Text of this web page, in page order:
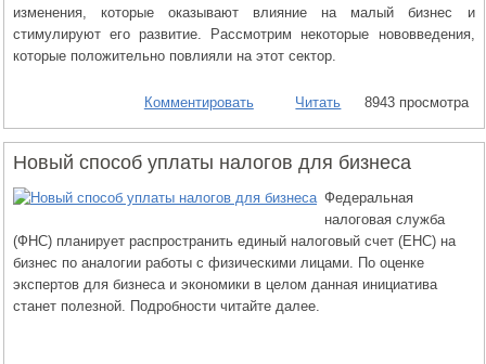
изменения, которые оказывают влияние на малый бизнес и
стимулируют его развитие. Рассмотрим некоторые нововведения,
которые положительно повлияли на этот сектор.
Комментировать Читать 8943 просмотра
Новый способ уплаты налогов для бизнеса
Федеральная
налоговая служба
(ФНС) планирует распространить единый налоговый счет (ЕНС) на
бизнес по аналогии работы с физическими лицами. По оценке
экспертов для бизнеса и экономики в целом данная инициатива
станет полезной. Подробности читайте далее.